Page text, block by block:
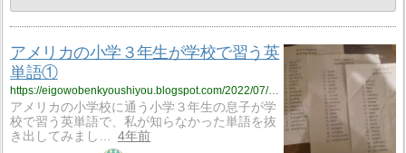
アメリカの小学３年生が学校で習う英
単語①
https://eigowobenkyoushiyou.blogspot.com/2022/07/blog-post.html
アメリカの小学校に通う小学３年生の息子が学
校で習う英単語で、私が知らなかった単語を抜
き出してみまし…
4年前